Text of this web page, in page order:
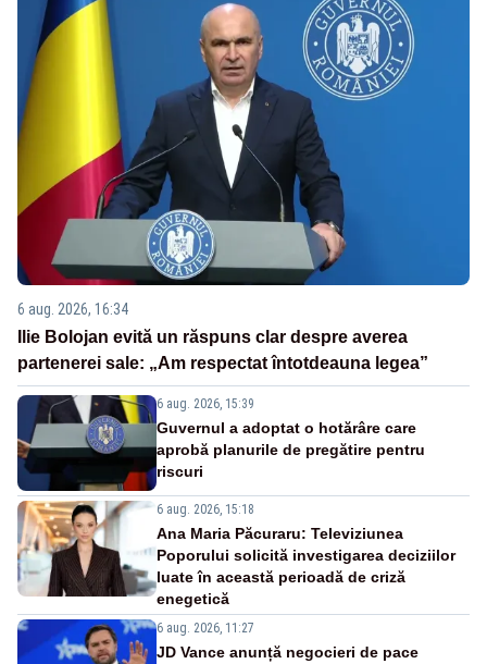
6 aug. 2026, 16:34
Ilie Bolojan evită un răspuns clar despre averea
partenerei sale: „Am respectat întotdeauna legea”
6 aug. 2026, 15:39
Guvernul a adoptat o hotărâre care
aprobă planurile de pregătire pentru
riscuri
6 aug. 2026, 15:18
Ana Maria Păcuraru: Televiziunea
Poporului solicită investigarea deciziilor
luate în această perioadă de criză
enegetică
6 aug. 2026, 11:27
JD Vance anunță negocieri de pace